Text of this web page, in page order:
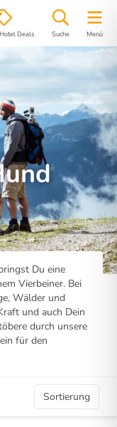
Deals Suche Menü
Du eine
Vierbeiner. Bei
Wälder und
und auch Dein
durch unsere
für den
Sortierung